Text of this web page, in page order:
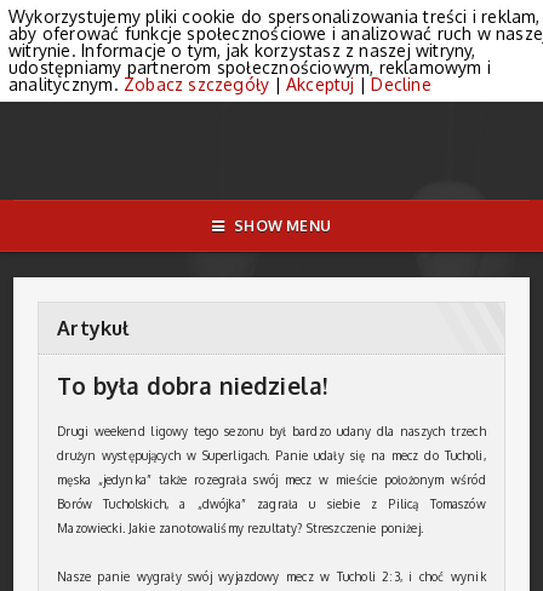
SHOW MENU
Artykuł
To była dobra niedziela!
Drugi weekend ligowy tego sezonu był bardzo udany dla naszych trzech
drużyn występujących w Superligach. Panie udały się na mecz do Tucholi,
męska „jedynka” także rozegrała swój mecz w mieście położonym wśród
Borów Tucholskich, a „dwójka” zagrała u siebie z Pilicą Tomaszów
Mazowiecki. Jakie zanotowaliśmy rezultaty? Streszczenie poniżej.
Nasze panie wygrały swój wyjazdowy mecz w Tucholi 2:3, i choć wynik
Wykorzystujemy pliki cookie do spersonalizowania treści i reklam,
aby oferować funkcje społecznościowe i analizować ruch w
witrynie. Informacje o tym, jak korzystasz z naszej witryny,
udostępniamy partnerom społecznościowym, reklamowym i
analitycznym. Zobacz szczegóły | Akceptuj |Decline